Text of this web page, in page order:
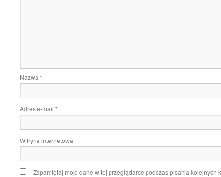
Nazwa *
Adres e-mail *
Witryna internetowa
Zapamiętaj moje dane w tej przeglądarce podczas pisania kolejnych